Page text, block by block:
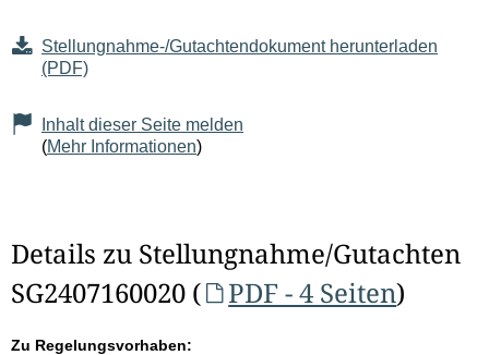
Stellungnahme-/Gutachtendokument herunterladen
(PDF)
Inhalt dieser Seite melden
(Mehr Informationen)
Details zu Stellungnahme/Gutachten
SG2407160020 (
PDF - 4 Seiten)
Zu Regelungsvorhaben: